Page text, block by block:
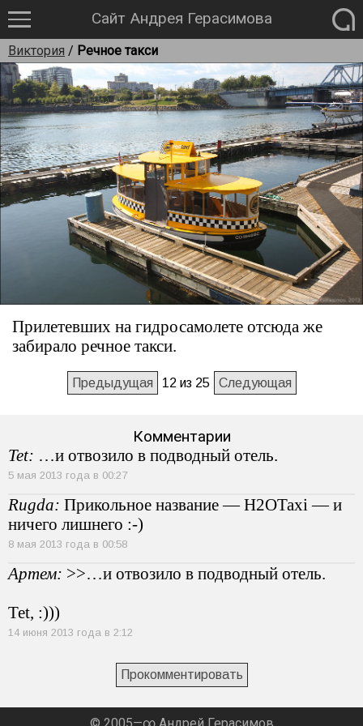
Сайт Андрея Герасимова
Виктория / Речное такси
Прилетевших на гидросамолете отсюда же
забирало речное такси.
Предыдущая 12 из 25 Следующая
Комментарии
Tet: …и отвозило в подводный отель.
5 мая 2013 года в 00:27
Rugda: Прикольное название — H2OTaxi — и
ничего лишнего :-)
8 мая 2013 года в 00:58
Артем: >>…и отвозило в подводный отель.
Tet, :)))
14 июня 2013 года в 2:12
Прокомментировать
© 2005—∞ Андрей Герасимов